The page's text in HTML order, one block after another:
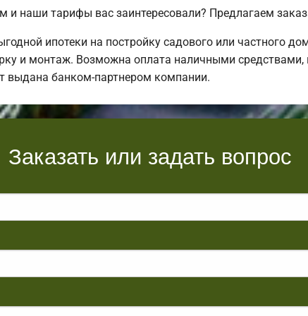
и наши тарифы вас заинтересовали? Предлагаем
ипотеки на постройку садового или частного
и монтаж. Возможна оплата наличными средствами,
выдана банком-партнером компании.
Заказать или задать вопрос